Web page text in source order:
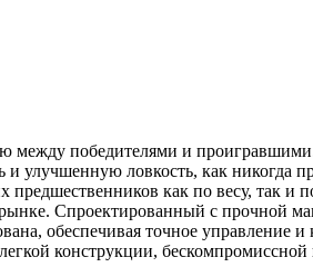
между победителями и
и улучшенную ловкость, как
как по весу, так и
Спроектированный с прочной
обеспечивая точное управление
конструкции,